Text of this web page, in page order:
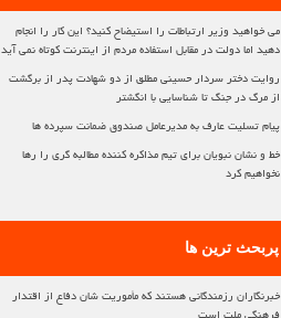
می خواهید وزیر ارتباطات را استیضاح کنید؟ این کار را انجام
دهید اما دولت در مقابل استفاده مردم از اینترنت کوتاه نمی آید
روایت دختر سردار حسینی مطلق از دو شهادت پدر از برگشت
از مرگ در جنگ تا شناسایی با انگشتر
پیام تسلیت عارف به مدیرعامل صندوق ضمانت سپرده ها
خط و نشان نبویان برای تیم مذاکره کننده مطالبه گری را رها
نخواهیم کرد
پربحث ترین ها
خبرنگاران رزمندگانی هستند که مأموریت شان دفاع از اقتدار